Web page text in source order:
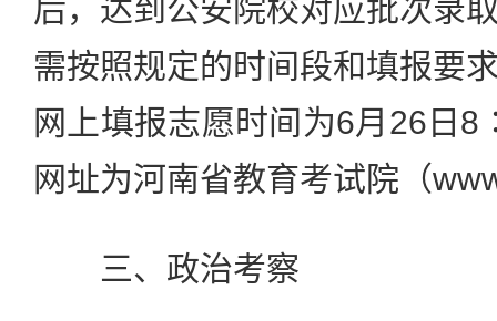
后，达到公安院校对应批次录
需按照规定的时间段和填报要
网上填报志愿时间为6月26日
网址为河南省教育考试院（
三、政治考察